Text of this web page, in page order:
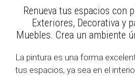
Renueva tus espacios con
Exteriores, Decorativa y
Muebles. Crea un ambiente
La pintura es una forma
tus espacios, ya sea en el